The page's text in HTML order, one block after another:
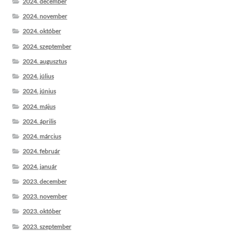
2024. november
2024. október
2024. szeptember
2024. augusztus
2024. július
2024. június
2024. május
2024. április
2024. március
2024. február
2024. január
2023. december
2023. november
2023. október
2023. szeptember